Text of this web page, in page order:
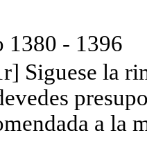
1380 - 1396
Siguese la
a la